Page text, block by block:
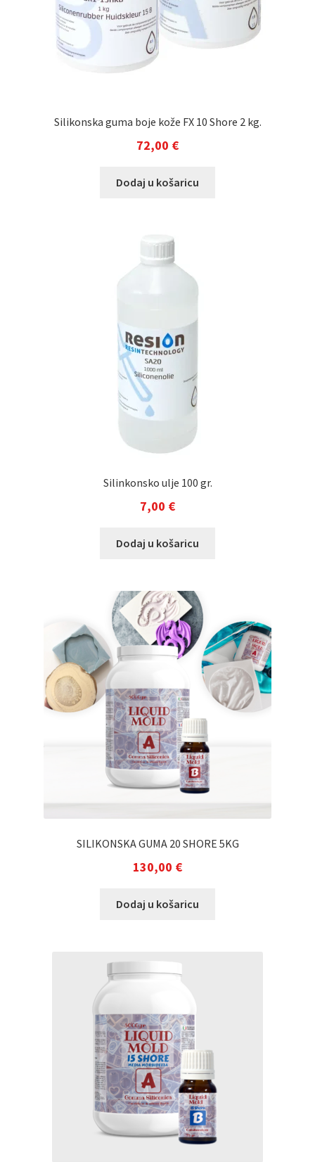
Silikonska guma boje kože FX 10 Shore 2 kg.
72,00 €
Dodaj u košaricu
Silinkonsko ulje 100 gr.
7,00 €
Dodaj u košaricu
SILIKONSKA GUMA 20 SHORE 5KG
130,00 €
Dodaj u košaricu